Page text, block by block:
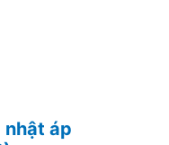
nhật áp